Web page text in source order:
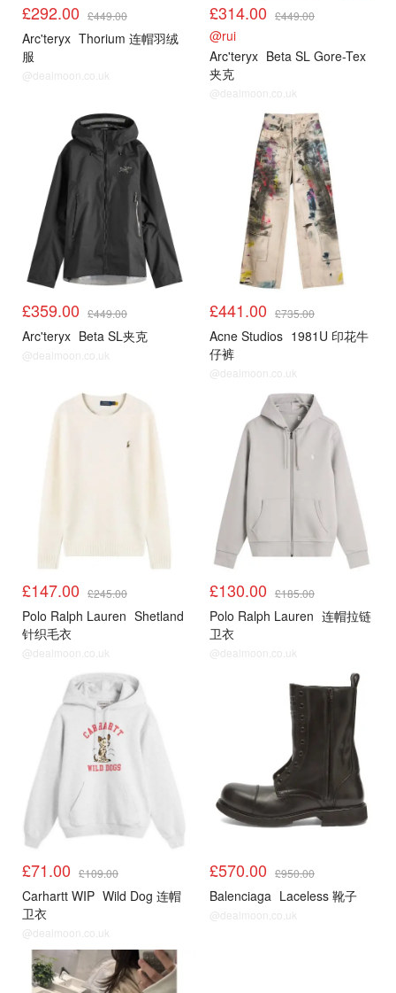
£292.00 £449.00
Arc'teryx Thorium 连帽羽绒
服
@dealmoon.co.uk
£314.00 £449.00
@rui
Arc'teryx Beta SL Gore-Tex
夹克
@dealmoon.co.uk
£359.00 £449.00
Arc'teryx Beta SL夹克
@dealmoon.co.uk
£441.00 £735.00
Acne Studios 1981U 印花牛
仔裤
@dealmoon.co.uk
£147.00 £245.00
Polo Ralph Lauren Shetland
针织毛衣
@dealmoon.co.uk
£130.00 £185.00
Polo Ralph Lauren 连帽拉链
卫衣
@dealmoon.co.uk
£71.00 £109.00
Carhartt WIP Wild Dog 连帽
卫衣
@dealmoon.co.uk
£570.00 £950.00
Balenciaga Laceless 靴子
@dealmoon.co.uk